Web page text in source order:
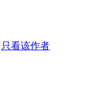
只看该作者